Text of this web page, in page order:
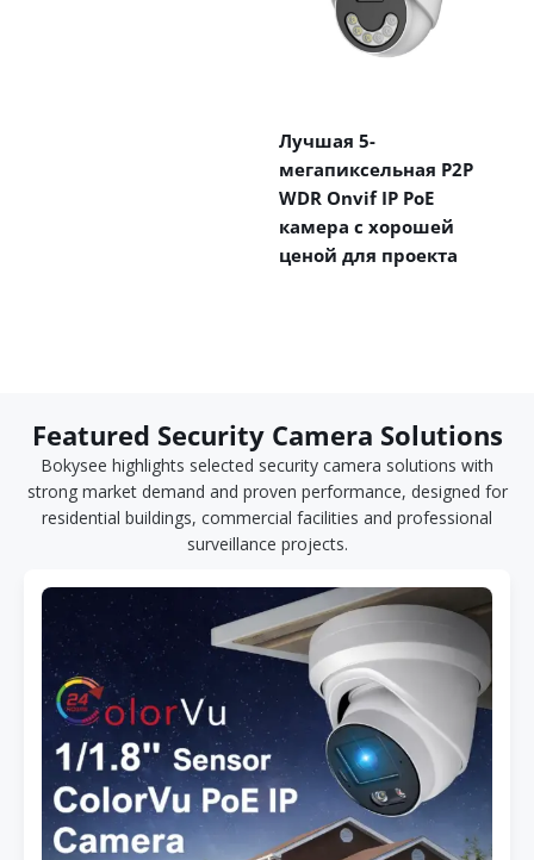
Лучшая 5-
мегапиксельная P2P
WDR Onvif IP PoE
камера с хорошей
ценой для проекта
Featured Security Camera Solutions
Bokysee highlights selected security camera solutions with
strong market demand and proven performance, designed for
residential buildings, commercial facilities and professional
surveillance projects.